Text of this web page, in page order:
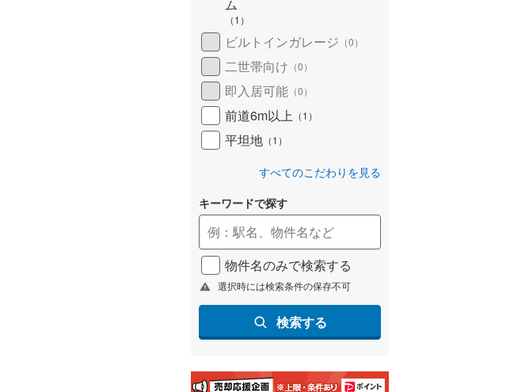
ム
（1 ）
ビルトインガレージ （0）
二世帯向け （0）
即入居可能 （0）
前道6m以上 （1 ）
平坦地 （1 ）
すべてのこだわりを見る
キーワードで探す
物件名のみで検索する
選択時には検索条件の保存不可
検索する